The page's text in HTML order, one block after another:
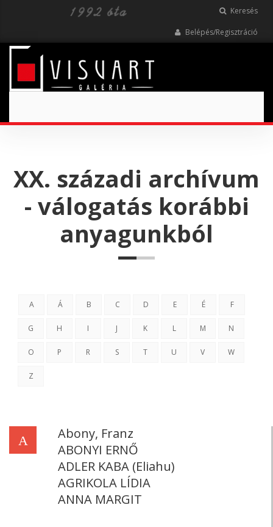
Keresés
Belépés/Regisztráció
XX. századi archívum
- válogatás korábbi
anyagunkból
A Á B C D E É F
G H I J K L M N
O P R S T U V W
Z
A
Abony, Franz
ABONYI ERNŐ
ADLER KABA (Eliahu)
AGRIKOLA LÍDIA
ANNA MARGIT